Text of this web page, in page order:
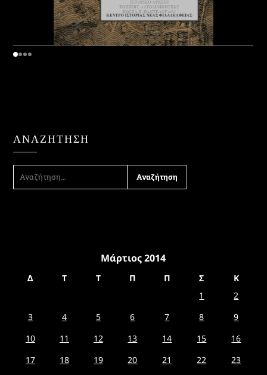
ΑΝΑΖΉΤΗΣΗ
ΑΝΑΖΉΤΗΣΗ
ΓΙΑ:
Μάρτιος 2014
Δ Τ Τ Π Π Σ
Κ
1
2
3
4 5 6 7 8
9
10
11 12 13 14 15
16
17
18 19 20 21 22
23